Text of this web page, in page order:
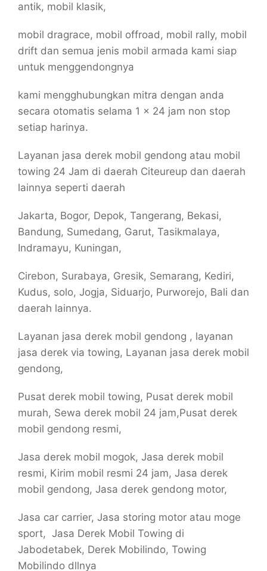
antik, mobil klasik,
mobil dragrace, mobil offroad, mobil rally, mobil
drift dan semua jenis mobil armada kami siap
untuk menggendongnya
kami mengghubungkan mitra dengan anda
secara otomatis selama 1 x 24 jam non stop
setiap harinya.
Layanan jasa derek mobil gendong atau mobil
towing 24 Jam di daerah Citeureup dan daerah
lainnya seperti daerah
Jakarta, Bogor, Depok, Tangerang, Bekasi,
Bandung, Sumedang, Garut, Tasikmalaya,
Indramayu, Kuningan,
Cirebon, Surabaya, Gresik, Semarang, Kediri,
Kudus, solo, Jogja, Siduarjo, Purworejo, Bali dan
daerah lainnya.
Layanan jasa derek mobil gendong , layanan
jasa derek via towing, Layanan jasa derek mobil
gendong,
Pusat derek mobil towing, Pusat derek mobil
murah, Sewa derek mobil 24 jam,Pusat derek
mobil gendong resmi,
Jasa derek mobil mogok, Jasa derek mobil
resmi, Kirim mobil resmi 24 jam, Jasa derek
mobil gendong, Jasa derek gendong motor,
Jasa car carrier, Jasa storing motor atau moge
sport, Jasa Derek Mobil Towing di
Jabodetabek, Derek Mobilindo, Towing
Mobilindo dllnya